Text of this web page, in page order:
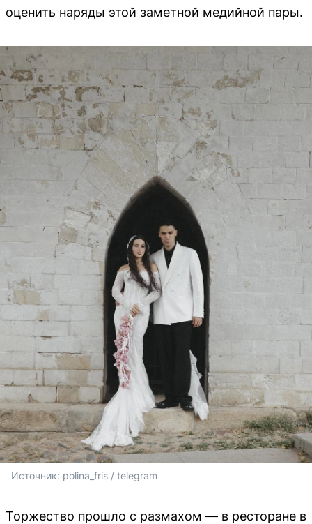
оценить наряды этой заметной медийной пары.
Источник: polina_fris / telegram
Торжество прошло с размахом — в ресторане в